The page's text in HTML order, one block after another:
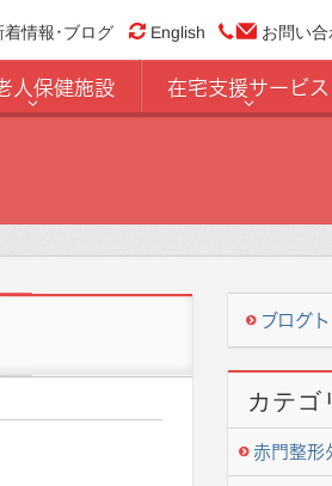
着情報･ブログ English お問い
人保健施設 在宅支援サービス
ブログ
カテゴ
赤門整形